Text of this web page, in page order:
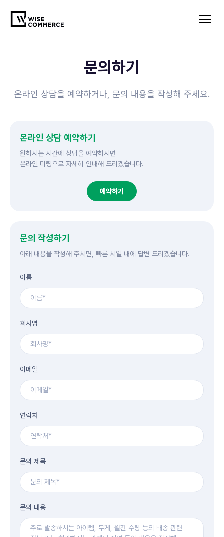
문의하기
온라인 상담을 예약하거나, 문의 내용을 작성해 주세요.
온라인 상담 예약하기
원하시는 시간에 상담을 예약하시면
온라인 미팅으로 자세히 안내해 드리겠습니다.
예약하기
문의 작성하기
아래 내용을 작성해 주시면, 빠른 시일 내에 답변 드리겠습니다.​​
이름
회사명
이메일
연락처
문의 제목
문의 내용